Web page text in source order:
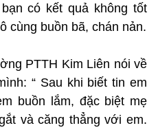
có kết quả không tốt
cùng buồn bã, chán nản.
PTTH Kim Liên nói về
“ Sau khi biết tin em
buồn lắm, đặc biệt mẹ
và căng thẳng với em.